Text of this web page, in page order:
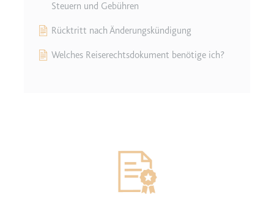
Steuern und Gebühren
Rücktritt nach Änderungskündigung
Welches Reiserechtsdokument benötige ich?